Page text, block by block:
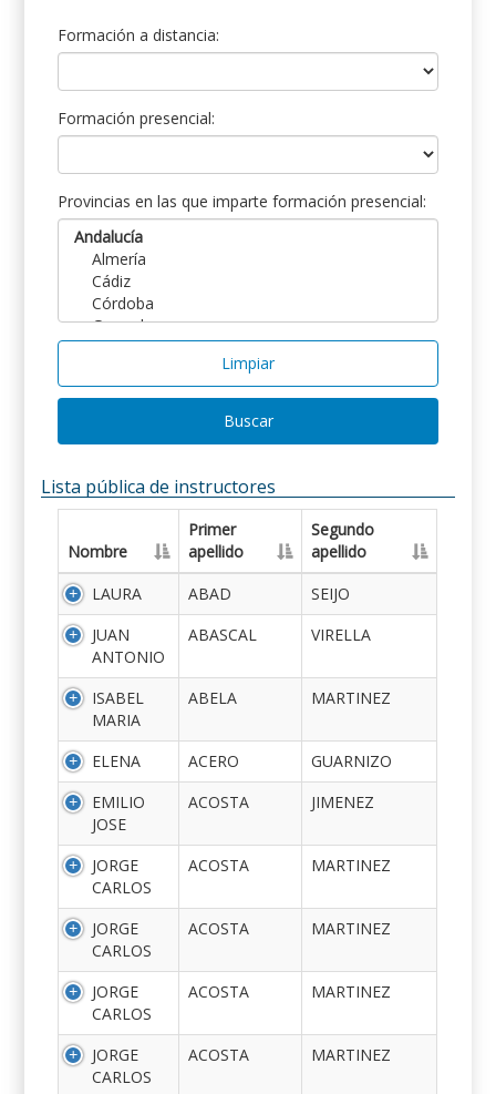
Formación a distancia:
Formación presencial:
Provincias en las que imparte formación presencial:
Limpiar
Buscar
Lista pública de instructores
Nombre
Primer
apellido
Segundo
apellido
LAURA
ABAD
SEIJO
JUAN
ANTONIO
ABASCAL VIRELLA
ISABEL
MARIA
ABELA MARTINEZ
ELENA ACERO
GUARNIZO
EMILIO
JOSE
ACOSTA JIMENEZ
JORGE
CARLOS
ACOSTA MARTINEZ
JORGE
CARLOS
ACOSTA MARTINEZ
JORGE
CARLOS
ACOSTA MARTINEZ
JORGE
CARLOS
ACOSTA MARTINEZ